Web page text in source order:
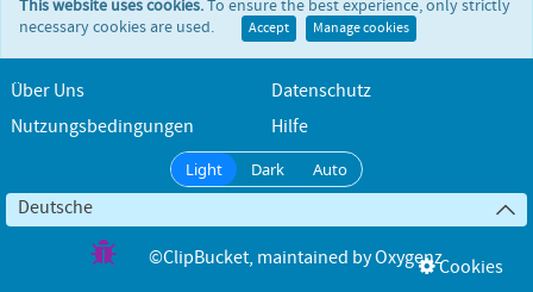
This website uses cookies.To ensure the best experience, only strictly
necessary cookies are used.
Accept Manage cookies
Über Uns
Datenschutz
Nutzungsbedingungen
Hilfe
Light Dark Auto
Deutsche
©ClipBucket, maintained byOxygenzCookies